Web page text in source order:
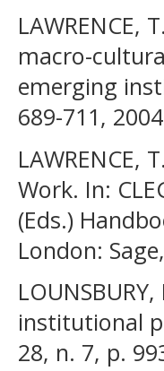
LAWRENCE,
macro-
emerging
689-711,
LAWRENCE,
Work. In:
(Eds.)
London:
institutional
28, n. 7, p.